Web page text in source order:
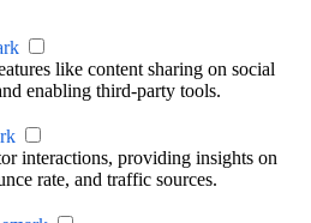
like content sharing on social
enabling third-party tools.
interactions, providing insights on
rate, and traffic sources.